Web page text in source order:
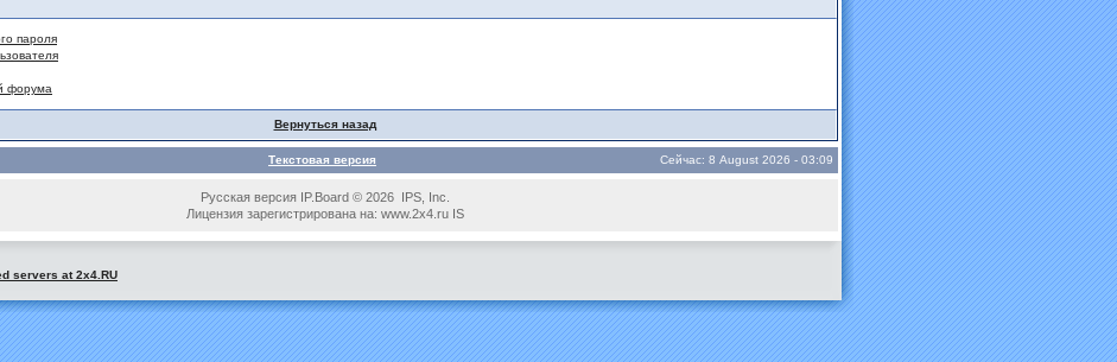
пароля
форума
Вернуться назад
Текстовая версия Сейчас: 8 August 2026 - 03:09
Русская версия IP.Board © 2026 IPS, Inc.
Лицензия зарегистрирована на: www.2x4.ru IS
servers at 2x4.RU